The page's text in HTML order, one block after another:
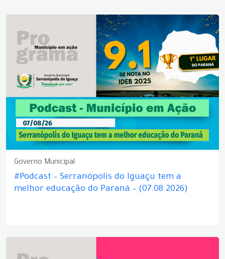
Governo Municipal
#Podcast – Serranópolis do Iguaçu tem a
melhor educação do Paraná – (07.08.2026)